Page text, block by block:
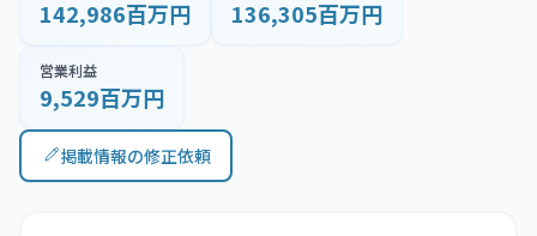
142,986百万円 136,305百万円
営業利益
9,529百万円
掲載情報の修正依頼